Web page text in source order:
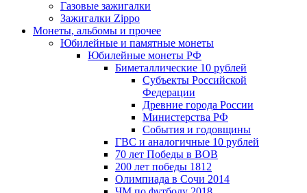
Газовые зажигалки
Зажигалки Zippo
Монеты, альбомы и прочее
Юбилейные и памятные монеты
Юбилейные монеты РФ
Биметаллические 10 рублей
Субъекты Российской
Федерации
Древние города России
Министерства РФ
События и годовщины
ГВС и аналогичные 10 рублей
70 лет Победы в ВОВ
200 лет победы 1812
Олимпиада в Сочи 2014